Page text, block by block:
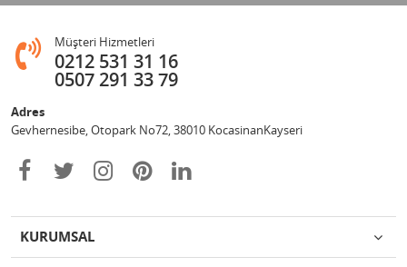
Müşteri Hizmetleri
0212 531 31 16
0507 291 33 79
Adres
Gevhernesibe, Otopark No72, 38010 KocasinanKayseri
KURUMSAL